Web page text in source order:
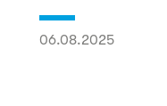
06.08.2025